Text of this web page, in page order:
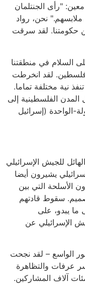
"رأى الجنتلمان
نحن، رواد
حكومتنا. لقد سرقت
السلام في منطقتنا
فلسطين. لقد انخرطت
نية مختلفة تماما.
المدن الفلسطينية إلى
الواحدة (إسرائيل
للجيش الإسرائيلي
يشيرون أيضا
الأسلحة التي بين
سقوط قادتهم
ما يبدو، على
الإسرائيلي عن
الواسع – لقد نجحت
عرفات والتظاهرة
آلاف المشاركين.